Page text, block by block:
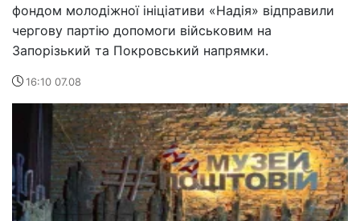
фондом молодіжної ініціативи «Надія» відправили
чергову партію допомоги військовим на
Запорізький та Покровський напрямки.
16:10 07.08